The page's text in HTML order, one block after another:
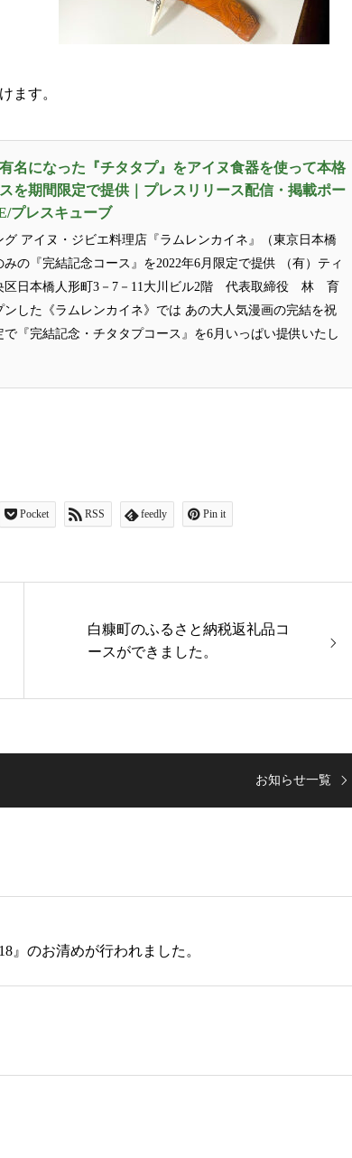
ます。
名になった『チタタプ』をアイヌ食器を使って本格
を期間限定で提供｜プレスリリース配信・掲載ポー
プレスキューブ
アイヌ・ジビエ料理店『ラムレンカイネ』（東京日本橋
の『完結記念コース』を2022年6月限定で提供 （有）ティ
区日本橋人形町3－7－11大川ビル2階 代表取締役 林 育
した《ラムレンカイネ》では あの大人気漫画の完結を祝
『完結記念・チタタプコース』を6月いっぱい提供いたし
Pocket RSS feedly Pin it
白糠町のふるさと納税返礼品コ
ースができました。
』のお清めが行われました。
お知らせ一覧